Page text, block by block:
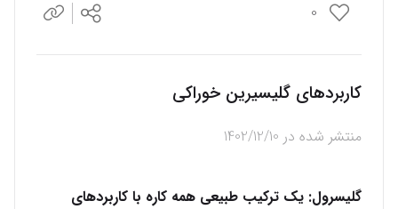
0
کاربردهای گلیسیرین خوراکی
منتشر شده در 1402/12/10
گلیسرول: یک ترکیب طبیعی همه کاره با کاربردهای